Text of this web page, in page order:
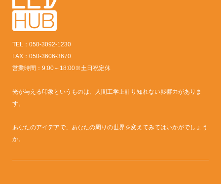
TEL：050-3092-1230
FAX：050-3606-3670
営業時間：9:00～18:00※土日祝定休
光が与える印象というものは、人間工学上計り知れない影響力がありま
す。
あなたのアイデアで、あなたの周りの世界を変えてみてはいかがでしょう
か。